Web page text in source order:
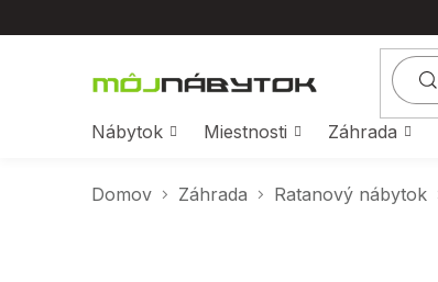
na
Nábytok
Miestnosti Záhrada
Domov Záhrada Ratanový nábytok